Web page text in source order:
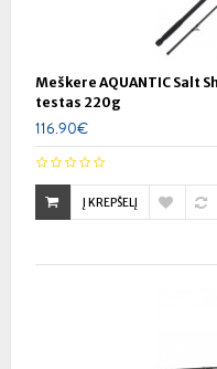
Meškere AQUANTIC Salt
testas 220g
116.90€
Į KREPŠELĮ